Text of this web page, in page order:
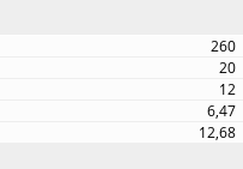
260
20
12
6,47
12,68